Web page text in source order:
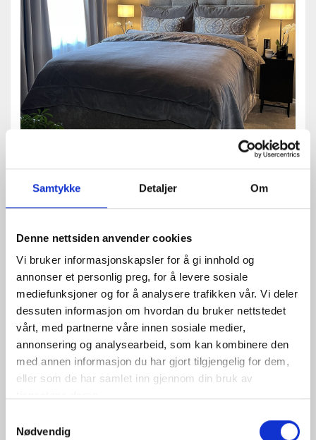
Samtykke Detaljer Om
Denne nettsiden anvender cookies
Vi bruker informasjonskapsler for å gi innhold og
annonser et personlig preg, for å levere sosiale
mediefunksjoner og for å analysere trafikken vår. Vi deler
dessuten informasjon om hvordan du bruker nettstedet
vårt, med partnerne våre innen sosiale medier,
annonsering og analysearbeid, som kan kombinere den
med annen informasjon du har gjort tilgjengelig for dem,
eller som de har samlet inn gjennom din bruk av
Nødvendig
Kirkby Design / Sahara III i fargen 544007 /
286302 /Chalk,Nexty dobbel gardinskinne / Stål i
fargensort
ROM MED SKRÅTAK ELLER